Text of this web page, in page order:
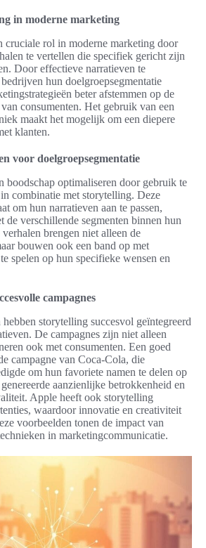
in moderne marketing
cruciale rol in moderne marketing door
te vertellen die specifiek gericht zijn
Door effectieve narratieven te
hun doelgroepsegmentatie
beter afstemmen op de
consumenten. Het gebruik van een
maakt het mogelijk om een diepere
klanten.
voor doelgroepsegmentatie
boodschap optimaliseren door gebruik te
in combinatie met storytelling. Deze
om hun narratieven aan te passen,
de verschillende segmenten binnen hun
brengen niet alleen de
bouwen ook een band op met
spelen op hun specifieke wensen en
campagnes
storytelling succesvol geïntegreerd
De campagnes zijn niet alleen
ook met consumenten. Een goed
campagne van Coca-Cola, die
om hun favoriete namen te delen op
aanzienlijke betrokkenheid en
Apple heeft ook storytelling
waardoor innovatie en creativiteit
voorbeelden tonen de impact van
in marketingcommunicatie.